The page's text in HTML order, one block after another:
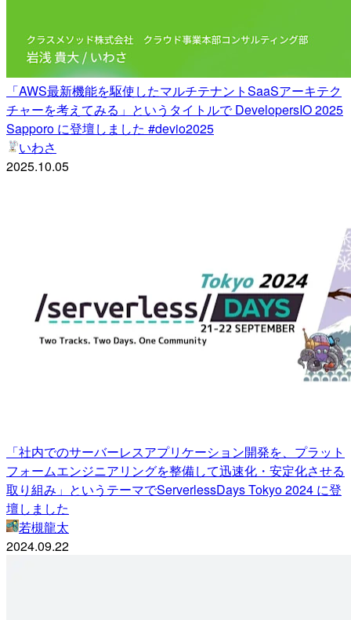
「AWS最新機能を駆使したマルチテナントSaaSアーキテク
チャーを考えてみる」というタイトルで DevelopersIO 2025
Sapporo に登壇しました #devio2025
いわさ
2025.10.05
「社内でのサーバーレスアプリケーション開発を、プラット
フォームエンジニアリングを整備して迅速化・安定化させる
取り組み」というテーマでServerlessDays Tokyo 2024 に登
壇しました
若槻龍太
2024.09.22